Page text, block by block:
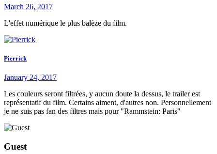
March 26, 2017
L'effet numérique le plus balèze du film.
Pierrick
January 24, 2017
Les couleurs seront filtrées, y aucun doute la dessus, le trailer est
représentatif du film. Certains aiment, d'autres non. Personnellement
je ne suis pas fan des filtres mais pour "Rammstein: Paris"
Guest